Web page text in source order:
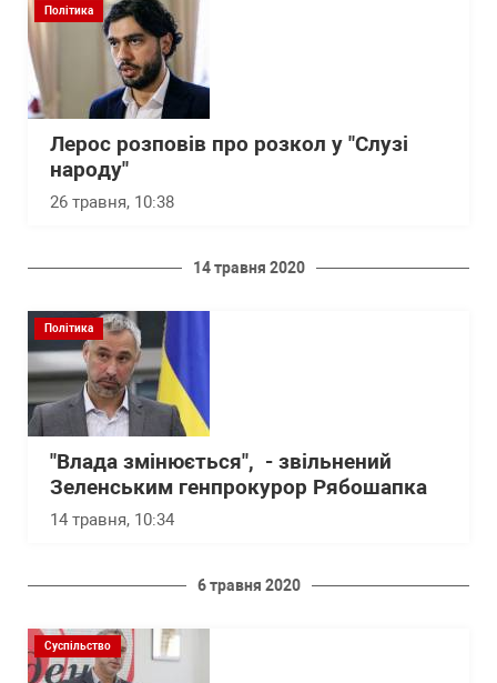
Політика
Лерос розповів про розкол у "Слузі
народу"
26 травня, 10:38
14 травня 2020
Політика
"Влада змінюється", - звільнений
Зеленським генпрокурор Рябошапка
14 травня, 10:34
6 травня 2020
Суспільство